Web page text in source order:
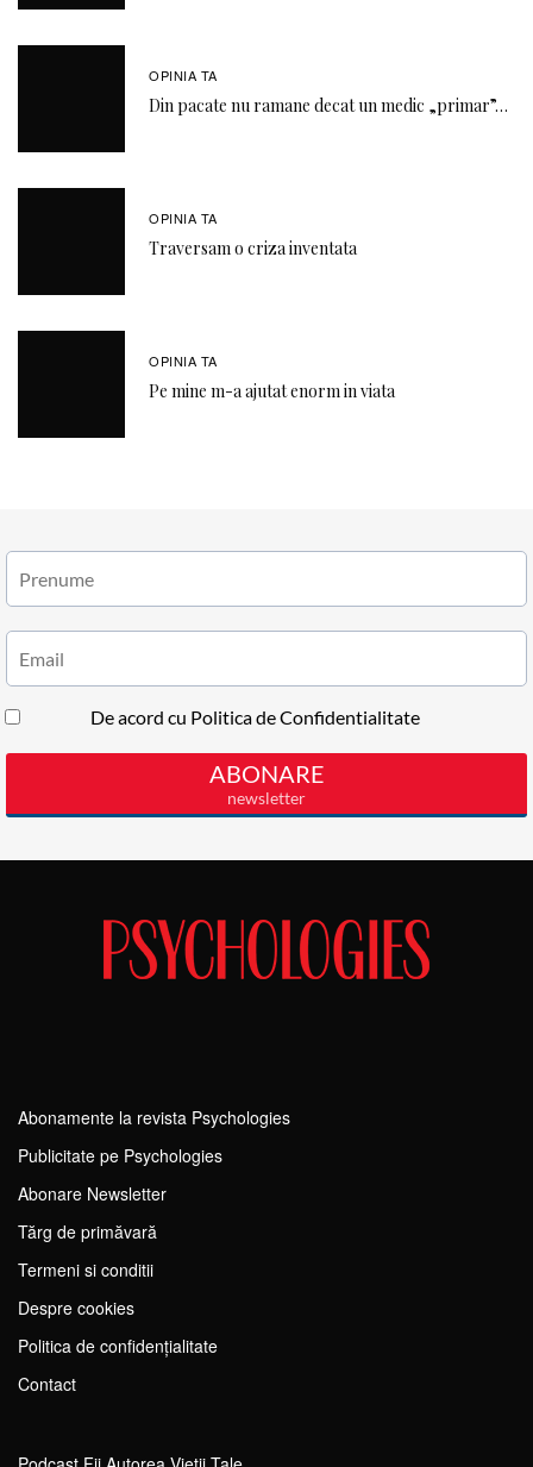
OPINIA TA
Din pacate nu ramane decat un medic „primar”…
OPINIA TA
Traversam o criza inventata
OPINIA TA
Pe mine m-a ajutat enorm in viata
Abonamente la revista Psychologies
Publicitate pe Psychologies
Abonare Newsletter
Tărg de primăvară
Termeni si conditii
Despre cookies
Politica de confidențialitate
Contact